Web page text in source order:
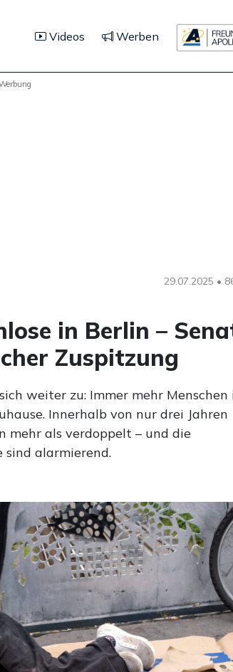
Videos Werben
29.07.2025 •
in Berlin –
Zuspitzung
weiter zu: Immer mehr Menschen
Innerhalb von nur drei Jahren
mehr als verdoppelt – und die
sind alarmierend.